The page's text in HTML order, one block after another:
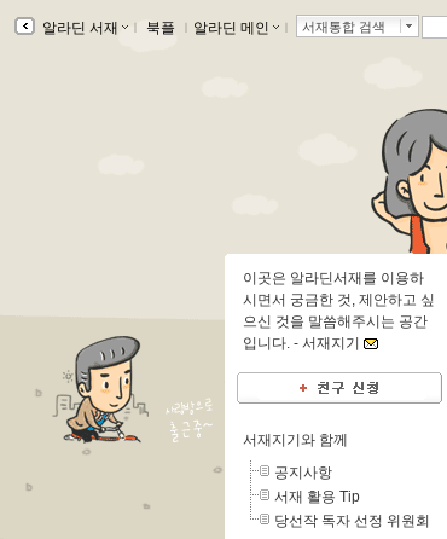
알라딘 서재 ｌ 북플 ｌ 알라딘 메인 ｌ 서재통합 검색
이곳은 알라딘서재를 이용하
시면서 궁금한 것, 제안하고 싶
으신 것을 말씀해주시는 공간
입니다. - 서재지기
서재지기와 함께
공지사항
서재 활용 Tip
당선작 독자 선정 위원회